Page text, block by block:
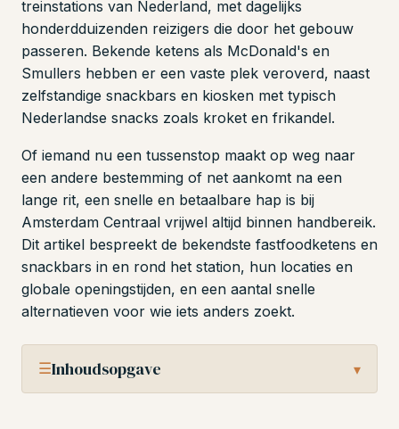
treinstations van Nederland, met dagelijks
honderdduizenden reizigers die door het gebouw
passeren. Bekende ketens als McDonald's en
Smullers hebben er een vaste plek veroverd, naast
zelfstandige snackbars en kiosken met typisch
Nederlandse snacks zoals kroket en frikandel.
Of iemand nu een tussenstop maakt op weg naar
een andere bestemming of net aankomt na een
lange rit, een snelle en betaalbare hap is bij
Amsterdam Centraal vrijwel altijd binnen handbereik.
Dit artikel bespreekt de bekendste fastfoodketens en
snackbars in en rond het station, hun locaties en
globale openingstijden, en een aantal snelle
alternatieven voor wie iets anders zoekt.
☰Inhoudsopgave ▾